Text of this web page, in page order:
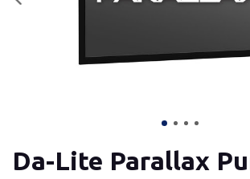
Da-Lite Parallax